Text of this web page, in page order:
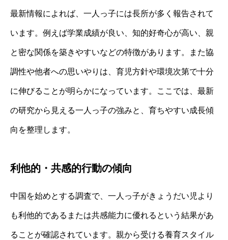
最新情報によれば、一人っ子には長所が多く報告されて
います。例えば学業成績が良い、知的好奇心が高い、親
と密な関係を築きやすいなどの特徴があります。また協
調性や他者への思いやりは、育児方針や環境次第で十分
に伸びることが明らかになっています。ここでは、最新
の研究から見える一人っ子の強みと、育ちやすい成長傾
向を整理します。
利他的・共感的行動の傾向
中国を始めとする調査で、一人っ子がきょうだい児より
も利他的であるまたは共感能力に優れるという結果があ
ることが確認されています。親から受ける養育スタイル